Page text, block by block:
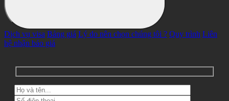
Dịch vụ visa Bảng giá Lý do nên chọn chúng tôi ? Quy trình Liên
hệ nhận báo giá